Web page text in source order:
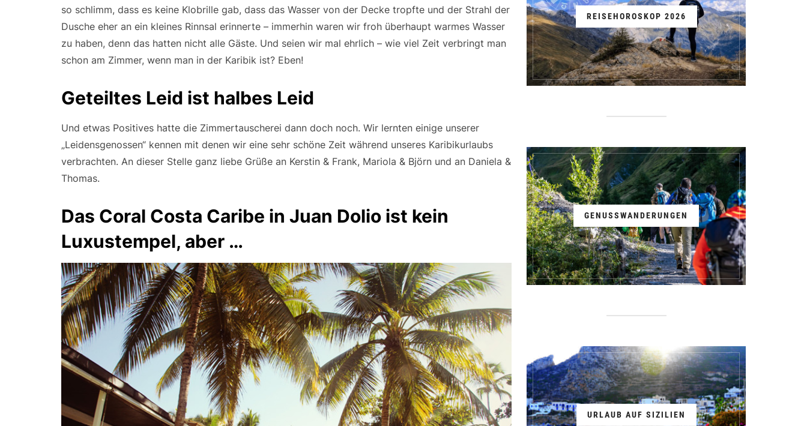
so schlimm, dass es keine Klobrille gab, dass das Wasser von der Decke tropfte und der Strahl der
Dusche eher an ein kleines Rinnsal erinnerte – immerhin waren wir froh überhaupt warmes Wasser
zu haben, denn das hatten nicht alle Gäste. Und seien wir mal ehrlich – wie viel Zeit verbringt man
schon am Zimmer, wenn man in der Karibik ist? Eben!
Geteiltes Leid ist halbes Leid
Und etwas Positives hatte die Zimmertauscherei dann doch noch. Wir lernten einige unserer
„Leidensgenossen“ kennen mit denen wir eine sehr schöne Zeit während unseres Karibikurlaubs
verbrachten. An dieser Stelle ganz liebe Grüße an Kerstin & Frank, Mariola & Björn und an Daniela &
Thomas.
Das Coral Costa Caribe in Juan Dolio ist kein
Luxustempel, aber …
REISEHOROSKOP 2026
GENUSSWANDERUNGEN
URLAUB AUF SIZILIEN